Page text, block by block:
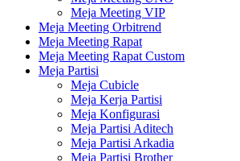
Meja Meeting VIP
Meja Meeting Orbitrend
Meja Meeting Rapat
Meja Meeting Rapat Custom
Meja Partisi
Meja Cubicle
Meja Kerja Partisi
Meja Konfigurasi
Meja Partisi Aditech
Meja Partisi Arkadia
Meja Partisi Brother